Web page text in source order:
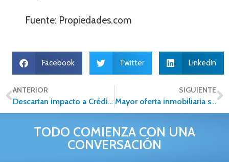
Fuente: Propiedades.com
Facebook Twitter LinkedIn
ANTERIOR
Descartan impacto a Créditos Hipotecarios
SIGUIENTE
Mayor oferta inmobiliaria se concentró en 5 entidades.
TODO COMIENZA CON UNA
CONVERSACIÓN